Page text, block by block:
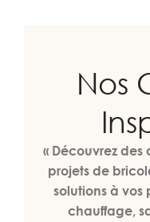
Nos
« Découvrez
projets de
solutions à vos
chauffage,